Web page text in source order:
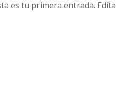
es tu primera entrada.